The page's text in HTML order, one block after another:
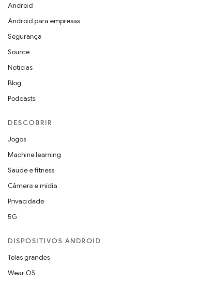
Android
Android para empresas
Segurança
Source
Notícias
Blog
Podcasts
DESCOBRIR
Jogos
Machine learning
Saúde e fitness
Câmera e mídia
Privacidade
5G
DISPOSITIVOS ANDROID
Telas grandes
Wear OS